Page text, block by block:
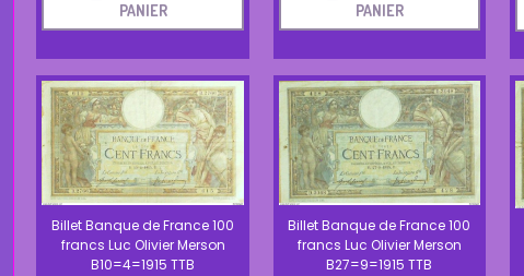
PANIER
PANIER
Billet Banque de France 100
francs Luc Olivier Merson
B10=4=1915 TTB
Billet Banque de France 100
francs Luc Olivier Merson
B27=9=1915 TTB